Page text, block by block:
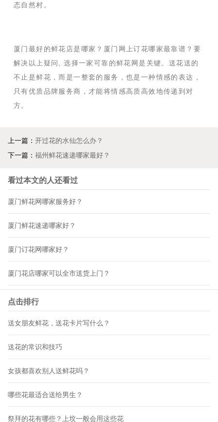
态自然村。
厦门最好的鲜花店是哪家？厦门网上订花哪家最靠谱？要
解决以上疑问, 选择一家可靠的鲜花网是关键。送花送的
不止是鲜花，而是一整套的服务，也是一种情感的表达，
只有优质品牌服务商，才能将情感高质高效地传递到对
方。
上一篇： 开过花的水仙怎么办？
下一篇： 福州鲜花速递哪家最好？
看过本文的人还看过
厦门鲜花网哪家服务好？
厦门鲜花速递哪家好？
厦门订花网哪家好？
厦门花店哪家可以全市送货上门？
点击排行
送女朋友鲜花，送花卡片写什么？
送花的常识和技巧
女孩都喜欢别人送鲜花吗？
哪些花最适合送给男生？
祭拜的花有哪些？上坟一般会用这些花